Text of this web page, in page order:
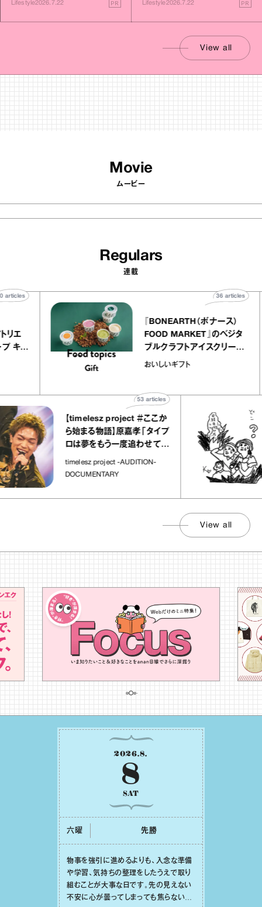
Lifestyle2026.7.22 PR Lifestyle2026.7.22 PR
View all
Movie
ムービー
Regulars
連載
アトリエ
レープ キャ
40articles
『BONEARTH（ボナース）
FOOD MARKET』のベジタ
ブルクラフトアイスクリーム
｜真野知子の「おいしいギ
おいしいギフト
36
【timelesz project ＃ここか
ら始まる物語】原嘉孝「タイプ
ロは夢をもう一度追わせてく
れた場所」
timelesz project -AUDITION-
DOCUMENTARY
articles
View all
2026.8.
8
SAT
六曜 先勝
物事を強引に進めるよりも、⼊念な準備
や学習、気持ちの整理をしたうえで取り
組むことが⼤事な⽇です。先の⾒えない
不安に⼼が曇ってしまっても焦らない